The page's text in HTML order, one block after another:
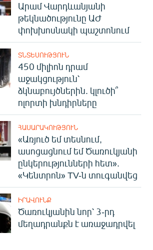
կայքերը
Արամ Վարդևանյանի
թեկնածությունը ԱԺ
փոխխոսնակի պաշտոնում
ՏՆՏԵՍՈՒԹՅՈՒՆ
450 միլիոն դրամ
աջակցություն՝
ձկնաբույծներին. կլուծի՞
ոլորտի խնդիրները
ՀԱՍԱՐԱԿՈՒԹՅՈՒՆ
«Առյուծ եմ տեսնում,
ասոցացնում եմ Ծառուկյանի
ընկերությունների հետ».
«Կենտրոն» TV-ն տուգանվեց
ԻՐԱՎՈՒՆՔ
Ծառուկյանին նոր՝ 3-րդ
մեղադրանքն է առաջադրվել